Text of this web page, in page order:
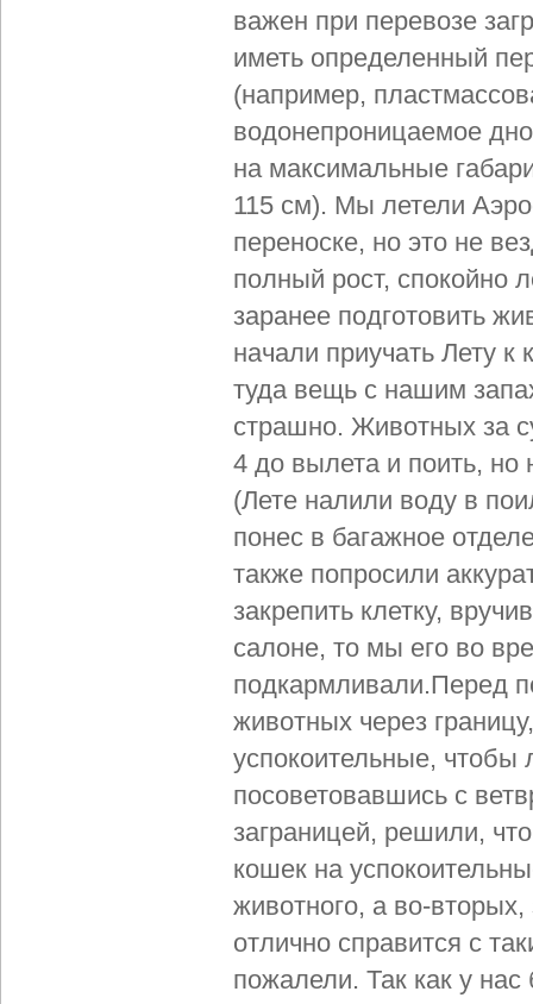
важен при перевозе
иметь определенный
(например,
водонепроницаемое
на максимальные
115 см). Мы летели
переноске, но это не
полный рост, спокойно
заранее подготовить
начали приучать Лету
туда вещь с нашим
страшно. Животных за
4 до вылета и поить, но
(Лете налили воду в
понес в багажное
также попросили
закрепить клетку,
салоне, то мы его во
подкармливали.Перед
животных через
успокоительные, чтобы
посоветовавшись с
заграницей, решили,
кошек на
животного, а во-
отлично справится с
пожалели. Так как у